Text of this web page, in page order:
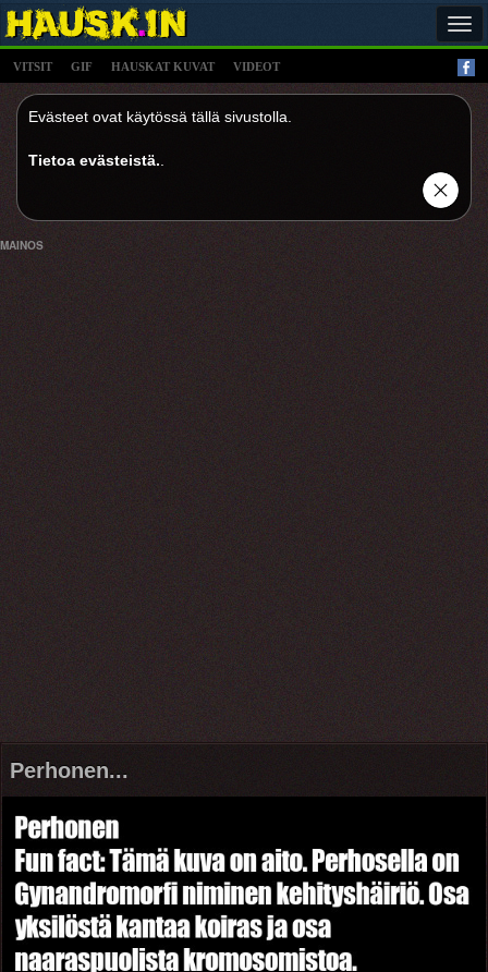
VITSIT GIF HAUSKAT KUVAT VIDEOT
Evästeet ovat käytössä tällä sivustolla.
Tietoa evästeistä.
MAINOS
Perhonen...